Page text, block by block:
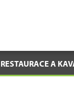
RESTAURACE A